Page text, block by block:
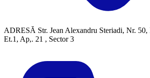
ADRESĂ Str. Jean Alexandru Steriadi, Nr.
Et.1, Ap,. 21 , Sector 3